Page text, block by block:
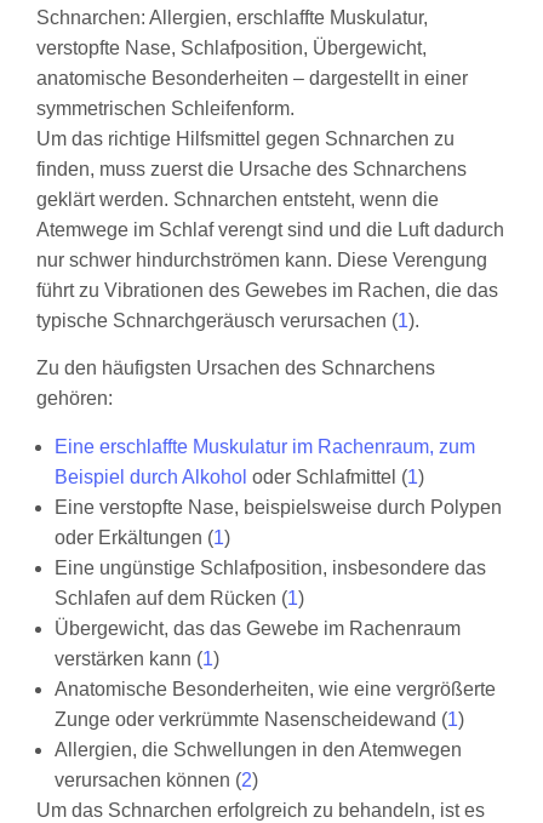
Um das richtige Hilfsmittel gegen Schnarchen zu
finden, muss zuerst die Ursache des Schnarchens
geklärt werden. Schnarchen entsteht, wenn die
Atemwege im Schlaf verengt sind und die Luft dadurch
nur schwer hindurchströmen kann. Diese Verengung
führt zu Vibrationen des Gewebes im Rachen, die das
typische Schnarchgeräusch verursachen (1).
Zu den häufigsten Ursachen des Schnarchens
gehören:
Eine erschlaffte Muskulatur im Rachenraum, zum
Beispiel durch Alkohol oder Schlafmittel (1)
Eine verstopfte Nase, beispielsweise durch Polypen
oder Erkältungen (1)
Eine ungünstige Schlafposition, insbesondere das
Schlafen auf dem Rücken (1)
Übergewicht, das das Gewebe im Rachenraum
verstärken kann (1)
Anatomische Besonderheiten, wie eine vergrößerte
Zunge oder verkrümmte Nasenscheidewand (1)
Allergien, die Schwellungen in den Atemwegen
verursachen können (2)
Um das Schnarchen erfolgreich zu behandeln, ist es